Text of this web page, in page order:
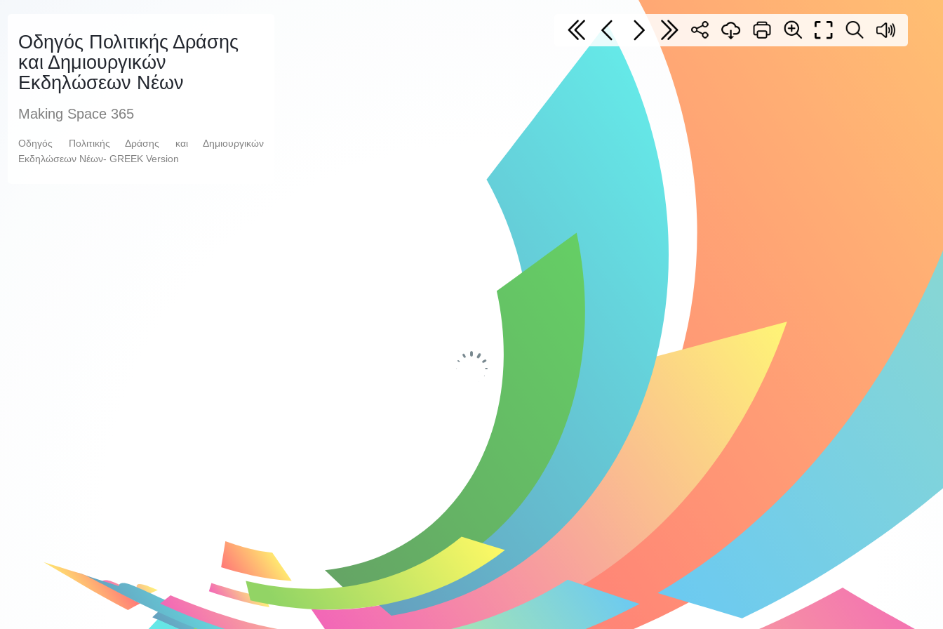
Οδηγός Πολιτικής Δράσης
και Δημιουργικών
Εκδηλώσεων Νέων
Making Space 365
Οδηγός Πολιτικής Δράσης και Δημιουργικών
Εκδηλώσεων Νέων- GREEK Version